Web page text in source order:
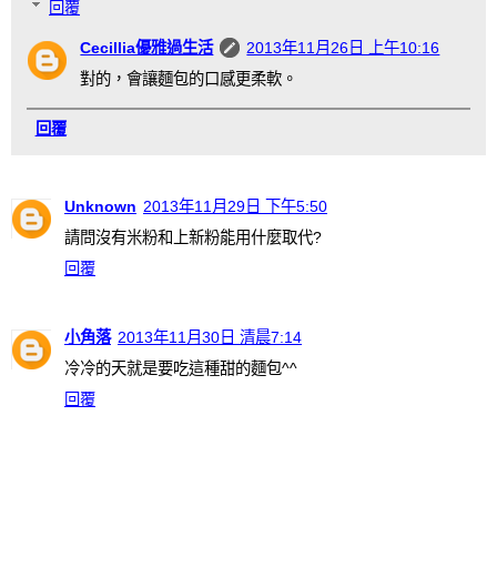
回覆
Cecillia優雅過生活
2013年11月26日 上午10:16
對的，會讓麵包的口感更柔軟。
回覆
Unknown 2013年11月29日 下午5:50
請問沒有米粉和上新粉能用什麼取代?
回覆
小角落 2013年11月30日 清晨7:14
冷冷的天就是要吃這種甜的麵包^^
回覆